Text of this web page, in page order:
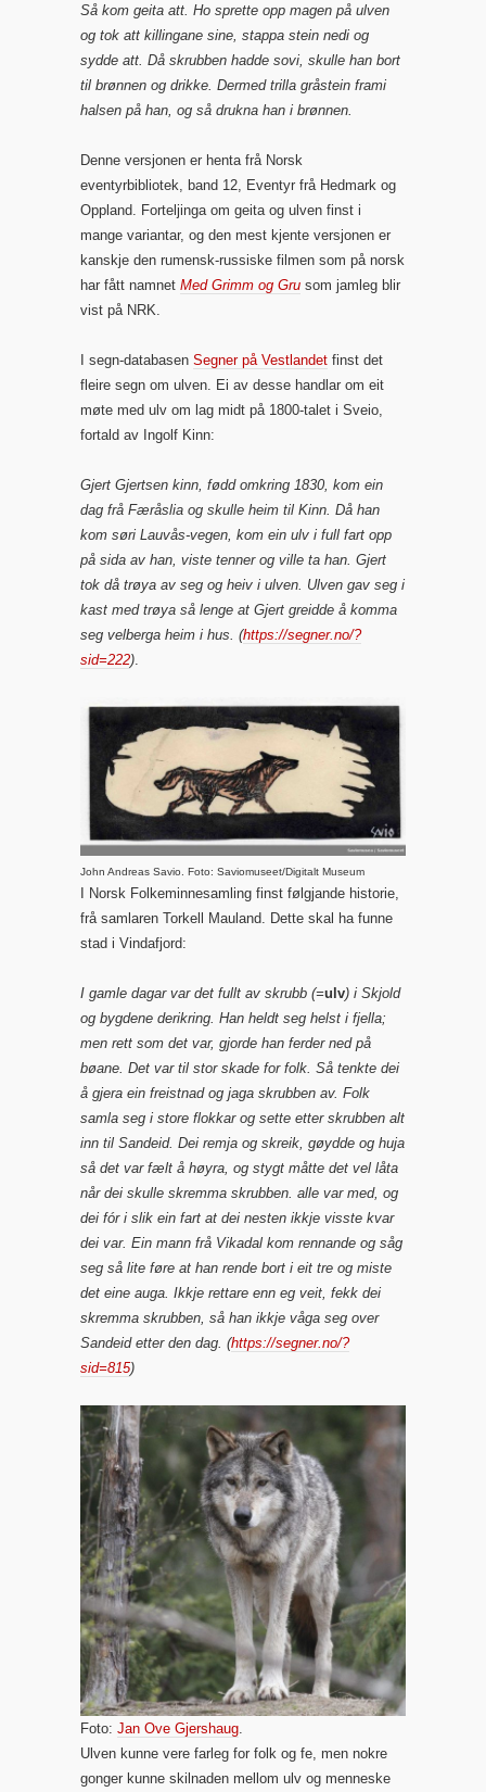
Så kom geita att. Ho sprette opp magen på ulven
og tok att killingane sine, stappa stein nedi og
sydde att. Då skrubben hadde sovi, skulle han bort
til brønnen og drikke. Dermed trilla gråstein frami
halsen på han, og så drukna han i brønnen.
Denne versjonen er henta frå Norsk
eventyrbibliotek, band 12, Eventyr frå Hedmark og
Oppland. Forteljinga om geita og ulven finst i
mange variantar, og den mest kjente versjonen er
kanskje den rumensk-russiske filmen som på norsk
har fått namnet Med Grimm og Gru som jamleg blir
vist på NRK.
I segn-databasen Segner på Vestlandet finst det
fleire segn om ulven. Ei av desse handlar om eit
møte med ulv om lag midt på 1800-talet i Sveio,
fortald av Ingolf Kinn:
Gjert Gjertsen kinn, fødd omkring 1830, kom ein
dag frå Færåslia og skulle heim til Kinn. Då han
kom søri Lauvås-vegen, kom ein ulv i full fart opp
på sida av han, viste tenner og ville ta han. Gjert
tok då trøya av seg og heiv i ulven. Ulven gav seg i
kast med trøya så lenge at Gjert greidde å komma
seg velberga heim i hus. (https://segner.no/?
sid=222)
John Andreas Savio. Foto: Saviomuseet/Digitalt Museum
I Norsk Folkeminnesamling finst følgjande historie,
frå samlaren Torkell Mauland. Dette skal ha funne
stad i Vindafjord:
I gamle dagar var det fullt av skrubb (=ulv) i Skjold
og bygdene derikring. Han heldt seg helst i fjella;
men rett som det var, gjorde han ferder ned på
bøane. Det var til stor skade for folk. Så tenkte dei
å gjera ein freistnad og jaga skrubben av. Folk
samla seg i store flokkar og sette etter skrubben alt
inn til Sandeid. Dei remja og skreik, gøydde og huja
så det var fælt å høyra, og stygt måtte det vel låta
når dei skulle skremma skrubben. alle var med, og
dei fór i slik ein fart at dei nesten ikkje visste kvar
dei var. Ein mann frå Vikadal kom rennande og såg
seg så lite føre at han rende bort i eit tre og miste
det eine auga. Ikkje rettare enn eg veit, fekk dei
skremma skrubben, så han ikkje våga seg over
Sandeid etter den dag. (https://segner.no/?
sid=815)
Foto: Jan Ove Gjershaug
Ulven kunne vere farleg for folk og fe, men nokre
gonger kunne skilnaden mellom ulv og menneske